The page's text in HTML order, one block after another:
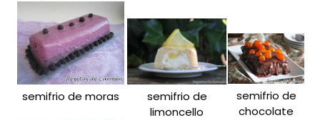
semifrio de moras
semifrio de
limoncello
semifrio de
chocolate